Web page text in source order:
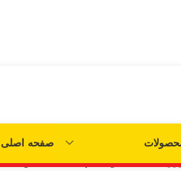
صفحه اصلی
/کیت اول تیم ملی انگلیس ۲۰۲۶